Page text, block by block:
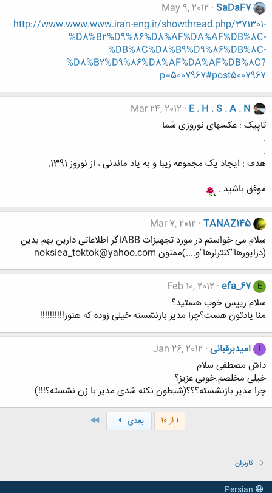
SaDaF7
May 9, 2012
http://www.www.www.iran-eng.ir/showthread.php/371301-
%D8%B2%D9%86%D8%AF%DA%AF%DB%8C-
%DB%8C%D8%B9%D9%86%DB%8C-
%D8%B2%D9%86%D8%AF%DA%AF%DB%8C?
p=5007967#post5007967
E . H . S . A . N
Mar 24, 2012
تاپیک : عکسهای نوروزی شما
.
.
هدف : ایجاد یک مجموعه زیبا و به یاد ماندنی ، از نوروز 1391.
موفق باشید .
TANAZ145
Mar 7, 2012
سلام می خواستم در مورد تجهیزات ABBاگر اطلاعاتی دارین بهم بدین
(درایورها"کنترلرها"و....)ممنون noksiea_toktok@yahoo.com
E
efa_67
Feb 10, 2012
سلام رییس خوب هستید؟
منا یادتون هست؟چرا مدیر بازنشسته خیلی زوده که هنوز!!!!!!!!!!
ا امیدبرقبانی Jan 26, 2012
داش مصطفی سلام
خیلی مخلصم.خوبی عزیز؟
چرا مدیر بازنشسته؟؟؟(شیطون نکنه شدی مدیر با زن نشسته؟!!!)
1 از 10 بعدی
کاربران